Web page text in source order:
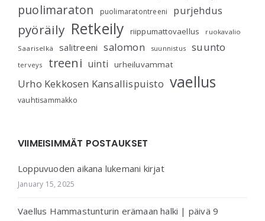
puolimaraton puolimaratontreeni purjehdus
pyöräily Retkeily riippumattovaellus
ruokavalio
Saariselkä
salitreeni salomon suunnistus suunto
terveys treeni uinti urheiluvammat
Urho Kekkosen Kansallispuisto vaellus
vauhtisammakko
VIIMEISIMMÄT POSTAUKSET
Loppuvuoden aikana lukemani kirjat
January 15, 2025
Vaellus Hammastunturin erämaan halki | päivä 9